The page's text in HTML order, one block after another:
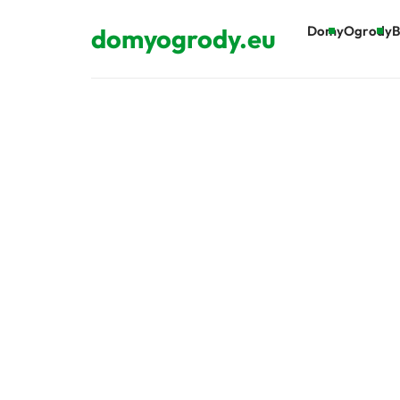
domyogrody.eu DomyOgrody